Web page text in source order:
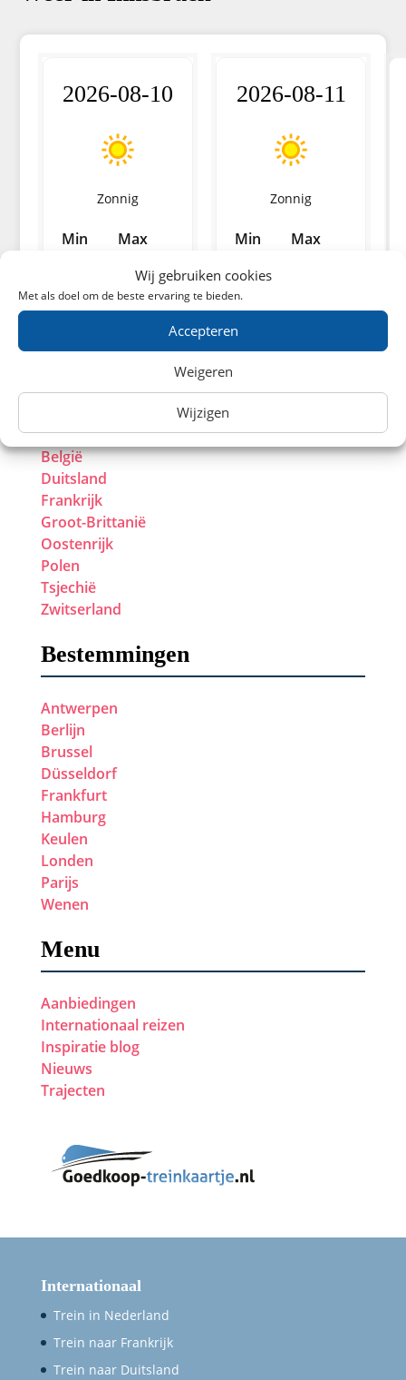
Wij gebruiken cookies
Met als doel om de beste ervaring te bieden.
Accepteren
Weigeren
Wijzigen
2026-08-10
Zonnig
Min Max
2026-08-11
Zonnig
Min Max
België
Duitsland
Frankrijk
Groot-Brittanië
Oostenrijk
Polen
Tsjechië
Zwitserland
Bestemmingen
Antwerpen
Berlijn
Brussel
Düsseldorf
Frankfurt
Hamburg
Keulen
Londen
Parijs
Wenen
Menu
Aanbiedingen
Internationaal reizen
Inspiratie blog
Nieuws
Trajecten
Internationaal
Trein in Nederland
Trein naar Frankrijk
Trein naar Duitsland